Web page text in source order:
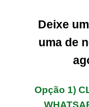
Deixe
uma de
Opção 1)